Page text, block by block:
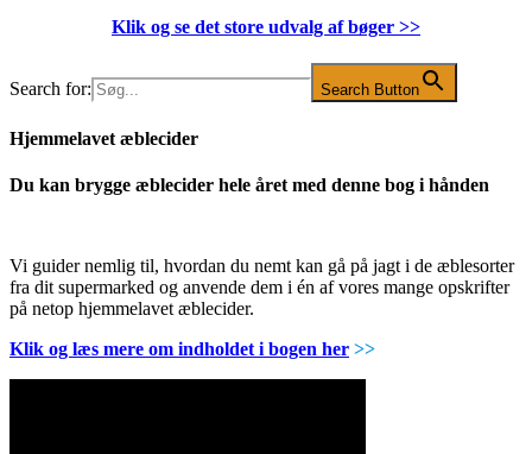
Klik og se det store udvalg af bøger >>
Search for: Search Button
Hjemmelavet æblecider
Du kan brygge æblecider hele året med denne bog i hånden
Vi guider nemlig til, hvordan du nemt kan gå på jagt i de æblesorter
fra dit supermarked og anvende dem i én af vores mange opskrifter
på netop hjemmelavet æblecider.
Klik og læs mere om indholdet i bogen her >>